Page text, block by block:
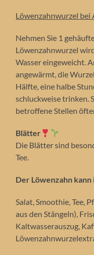
Löwenzahnwurzel bei
Nehmen Sie 1
Löwenzahnwurzel
Wasser eingeweicht.
angewärmt, die
Hälfte, eine halbe
schluckweise trinken.
betroffene Stellen
Blätter
Die Blätter sind
Tee.
Der Löwenzahn kann
Salat, Smoothie, Tee,
aus den Stängeln),
Kaltwasserauszug,